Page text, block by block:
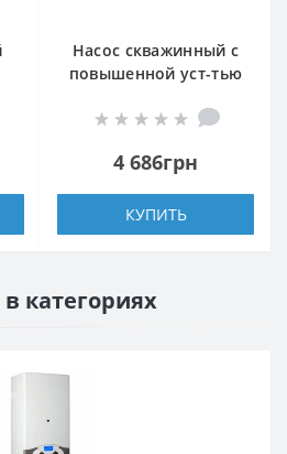
Насос скважинный с
повышенной уст-тью
4QJm4/7 0,37 кВт 50м +
4 686грн
КУПИТЬ
категориях